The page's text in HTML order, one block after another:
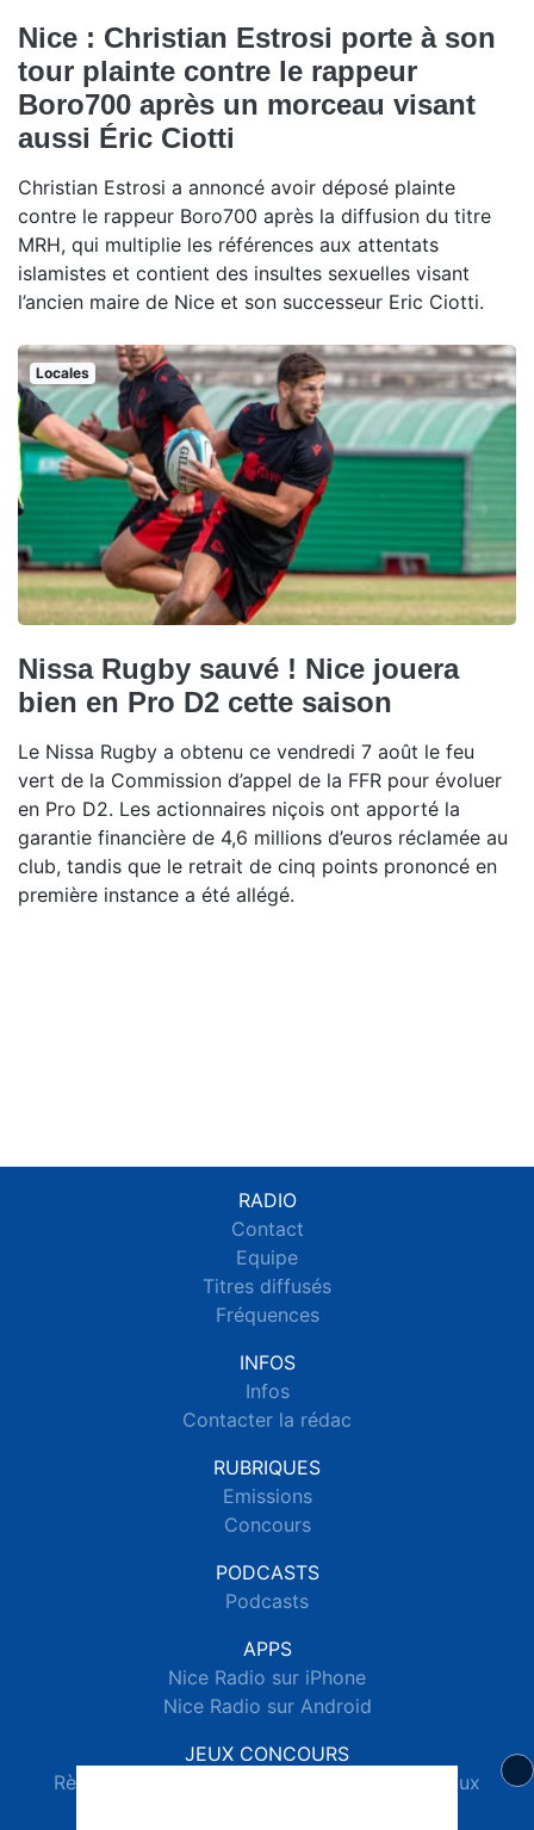
Nice : Christian Estrosi porte à son
tour plainte contre le rappeur
Boro700 après un morceau visant
aussi Éric Ciotti
Christian Estrosi a annoncé avoir déposé plainte
contre le rappeur Boro700 après la diffusion du titre
MRH, qui multiplie les références aux attentats
islamistes et contient des insultes sexuelles visant
l’ancien maire de Nice et son successeur Eric Ciotti.
Locales
Nissa Rugby sauvé ! Nice jouera
bien en Pro D2 cette saison
Le Nissa Rugby a obtenu ce vendredi 7 août le feu
vert de la Commission d’appel de la FFR pour évoluer
en Pro D2. Les actionnaires niçois ont apporté la
garantie financière de 4,6 millions d’euros réclamée au
club, tandis que le retrait de cinq points prononcé en
première instance a été allégé.
RADIO
Contact
Equipe
Titres diffusés
Fréquences
INFOS
Infos
Contacter la rédac
RUBRIQUES
Emissions
Concours
PODCASTS
Podcasts
APPS
Nice Radio sur iPhone
Nice Radio sur Android
JEUX CONCOURS
Règlements des jeux concours réseaux sociaux